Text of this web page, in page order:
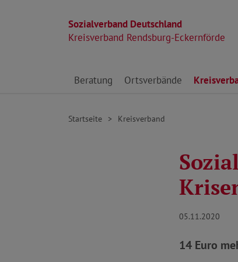
Sozialverband Deutschland
Kreisverband Rendsburg-Eckernförde
Direkt zu den Inhalten springen
Beratung Ortsverbände
Startseite Kreisverband
05.11.2020
14 Euro